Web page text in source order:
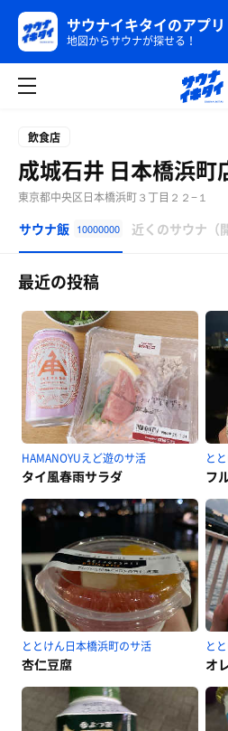
サウナイキタイのアプリ
地図からサウナが探せる！
飲食店
成城石井 日本橋浜町
東京都中央区日本橋浜町３丁目２２−１
サウナ飯 10000000 近くのサウナ（
最近の投稿
HAMANOYUえど遊のサ活
タイ風春雨サラダ
と
フ
ととけん日本橋浜町のサ活
杏仁豆腐
と